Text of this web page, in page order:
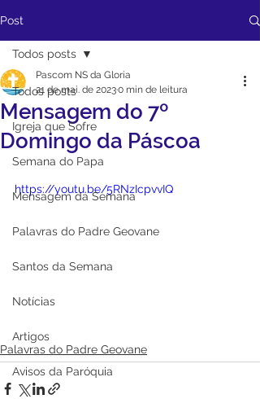
Post
Todos posts
Igreja que Sofre
Semana do Papa
Mensagem da Semana
Palavras do Padre Geovane
Santos da Semana
Notícias
Artigos
Avisos da Paróquia
Todos posts
Mensagem do 7º
Domingo da Páscoa
Pascom NS da Gloria
21 de mai. de 20230 min de leitura
https://youtu.be/5RNzIcpvvIQ
Palavras do Padre Geovane